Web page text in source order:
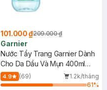
101.000 ₫209.000 ₫
Garnier
Nước Tẩy Trang Garnier Dành
Cho Da Dầu Và Mụn 400ml
(Mới)
4.9 (69)
1.2k/tháng
61%